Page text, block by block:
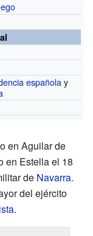
españolay
en Aguilar de
en Estella el 18
de Navarra.
del ejército
.